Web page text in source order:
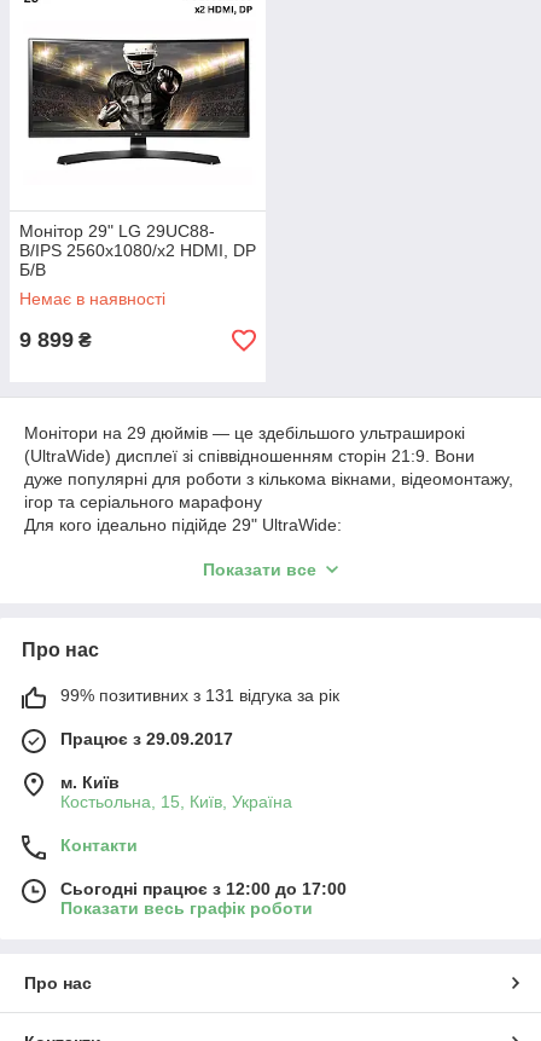
Монітор 29" LG 29UC88-
B/IPS 2560x1080/x2 HDMI, DP
Б/В
Немає в наявності
9 899 ₴
Монітори на 29 дюймів — це здебільшого ультраширокі
(UltraWide) дисплеї зі співвідношенням сторін 21:9. Вони
дуже популярні для роботи з кількома вікнами, відеомонтажу,
ігор та серіального марафону
Для кого ідеально підійде 29" UltraWide:
місця на таймлайні.
Геймери — розширене поле зору в іграх.
сторін.
Показати все
Про нас
99% позитивних з 131 відгука за рік
Працює з 29.09.2017
м. Київ
Костьольна, 15, Київ, Україна
Контакти
Сьогодні працює з 12:00 до 17:00
Показати весь графік роботи
Про нас